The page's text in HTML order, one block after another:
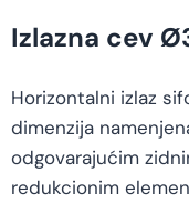
Izlazna cev
Horizontalni izlaz
dimenzija
odgovarajućim
redukcionim